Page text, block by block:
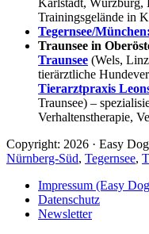
Karlstadt, Würzburg,
Trainingsgelände in
Tegernsee/München:
Traunsee in
Traunsee (Wels,
tierärztliche
Tierarztpraxis
Traunsee) –
Verhaltenstherapie,
Copyright: 2026 · Easy
Nürnberg-Süd, Tegernsee,
Impressum (Easy
Datenschutz
Newsletter